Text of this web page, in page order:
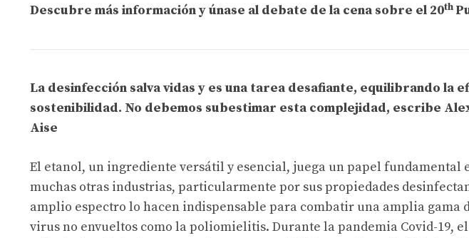
Descubre más información y únase al debate de la cena sobre el 20th
La desinfección salva vidas y es una tarea desafiante, equilibrando la
sostenibilidad. No debemos subestimar esta complejidad, escribe
Aise
El etanol, un ingrediente versátil y esencial, juega un papel fundamental
muchas otras industrias, particularmente por sus propiedades
amplio espectro lo hacen indispensable para combatir una amplia gama
virus no envueltos como la poliomielitis. Durante la pandemia Covid-19,